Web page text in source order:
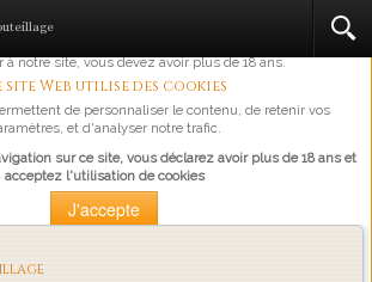
pour la santé, à consommer avec
à notre site, vous devez avoir plus de 18 ans.
site Web utilise des cookies
de personnaliser le contenu, de retenir vos
et d'analyser notre trafic.
sur ce site, vous déclarez avoir plus de 18 ans et
acceptez l'utilisation de cookies
J'accepte